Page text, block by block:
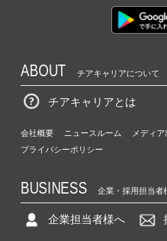
ABOUT チアキャリアについて
チアキャリアとは
会社概要 ニュースルーム
メディ
プライバシーポリシー
BUSINESS 企業・採用担当者
企業担当者様へ